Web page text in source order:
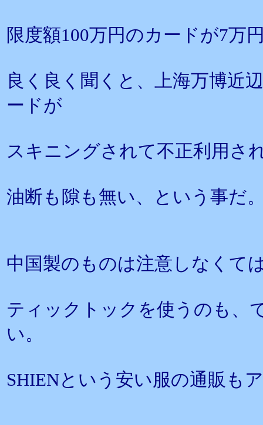
限度額100万円のカードが7万
良く良く聞くと、上海万博近
ードが
スキニングされて不正利用さ
油断も隙も無い、という事だ
中国製のものは注意しなくて
ティックトックを使うのも、
い。
SHIENという安い服の通販も